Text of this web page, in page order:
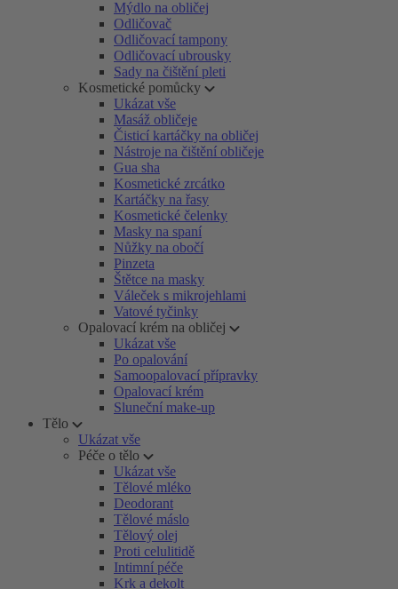
Mýdlo na obličej
Odličovač
Odličovací tampony
Odličovací ubrousky
Sady na čištění pleti
Kosmetické pomůcky
Ukázat vše
Masáž obličeje
Čisticí kartáčky na obličej
Nástroje na čištění obličeje
Gua sha
Kosmetické zrcátko
Kartáčky na řasy
Kosmetické čelenky
Masky na spaní
Nůžky na obočí
Pinzeta
Štětce na masky
Váleček s mikrojehlami
Vatové tyčinky
Opalovací krém na obličej
Ukázat vše
Po opalování
Samoopalovací přípravky
Opalovací krém
Sluneční make-up
Tělo
Ukázat vše
Péče o tělo
Ukázat vše
Tělové mléko
Deodorant
Tělové máslo
Tělový olej
Proti celulitidě
Intimní péče
Krk a dekolt